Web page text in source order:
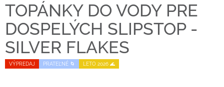
VÝPREDAJ PRATEĽNÉ 🌀 LETO 2026 🌊
TOPÁNKY DO VODY PRE
DOSPELÝCH SLIPSTOP -
SILVER FLAKES